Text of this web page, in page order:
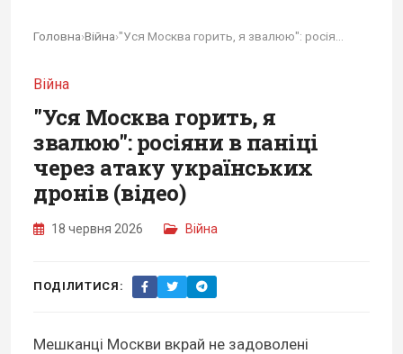
Головна›Війна›
Війна
"Уся Москва горить, я
звалюю": росіяни в паніці
через атаку українських
дронів (відео)
18 червня 2026 Війна
ПОДІЛИТИСЯ:
Мешканці Москви вкрай не задоволені